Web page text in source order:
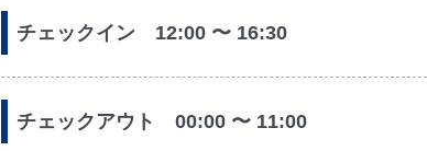
チェックイン 12:00 〜 16:30
チェックアウト 00:00 〜 11:00